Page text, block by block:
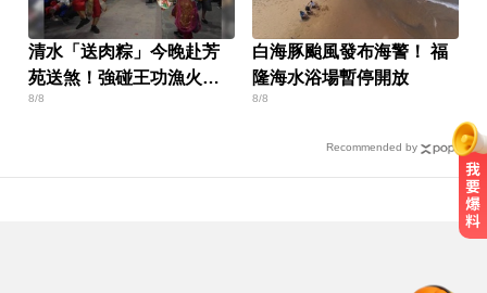
清水「送肉粽」今晚赴芳
苑送煞！強碰王功漁火節
上千遊客 喪家回應了
8/8
白海豚颱風發布海警！ 福
隆海水浴場暫停開放
8/8
Recommended by